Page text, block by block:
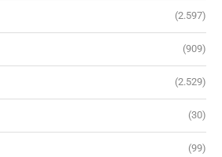
(2.597)
(909)
(2.529)
(30)
(99)